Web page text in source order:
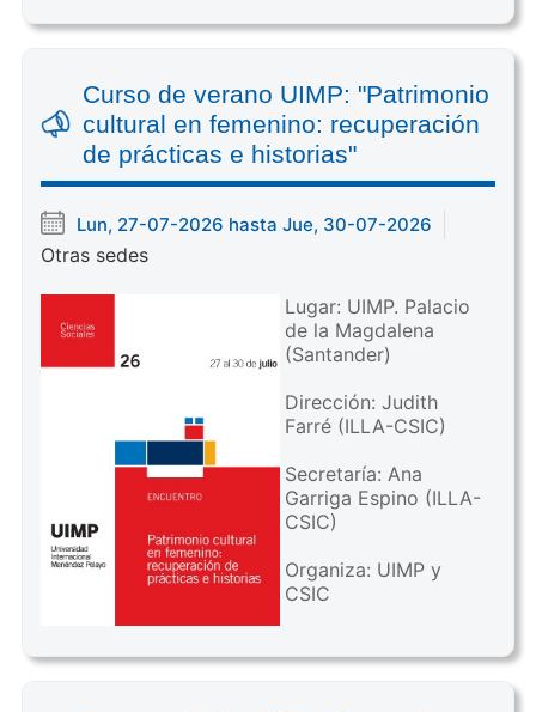
Curso de verano UIMP: "Patrimonio
cultural en femenino: recuperación
de prácticas e historias"
Lun, 27-07-2026 hasta Jue, 30-07-2026
Otras sedes
Lugar: UIMP. Palacio
de la Magdalena
(Santander)
Dirección: Judith
Farré (ILLA-CSIC)
Secretaría: Ana
Garriga Espino (ILLA-
CSIC)
Organiza: UIMP y
CSIC